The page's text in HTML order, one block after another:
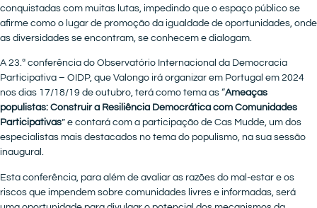
conquistadas com muitas lutas, impedindo que o espaço público se
afirme como o lugar de promoção da igualdade de oportunidades, onde
as diversidades se encontram, se conhecem e dialogam.
A 23.ª conferência do Observatório Internacional da Democracia
Participativa – OIDP, que Valongo irá organizar em Portugal em 2024
nos dias 17/18/19 de outubro, terá como tema as “Ameaças
populistas: Construir a Resiliência Democrática com Comunidades
Participativas” e contará com a participação de Cas Mudde, um dos
especialistas mais destacados no tema do populismo, na sua sessão
inaugural.
Esta conferência, para além de avaliar as razões do mal-estar e os
riscos que impendem sobre comunidades livres e informadas, será